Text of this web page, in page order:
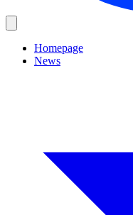
Homepage
News